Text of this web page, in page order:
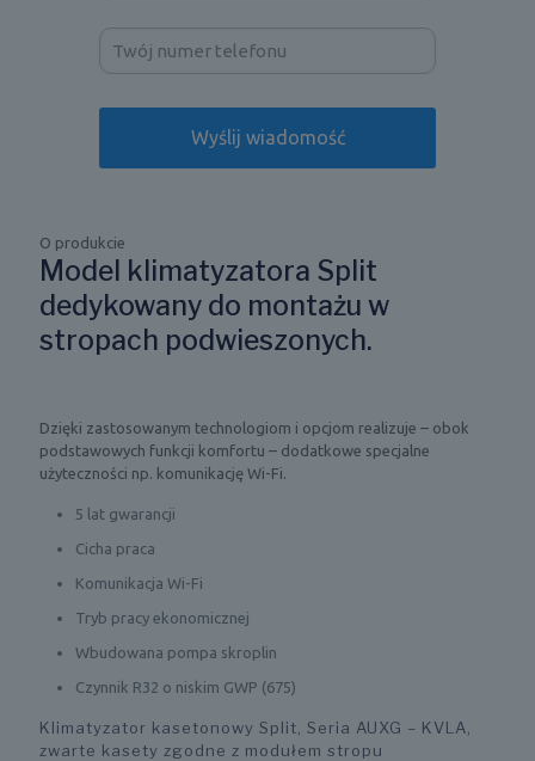
O produkcie
Model klimatyzatora Split
dedykowany do montażu w
stropach podwieszonych.
Dzięki zastosowanym technologiom i opcjom realizuje – obok
podstawowych funkcji komfortu – dodatkowe specjalne
użyteczności np. komunikację Wi-Fi.
5 lat gwarancji
Cicha praca
Komunikacja Wi-Fi
Tryb pracy ekonomicznej
Wbudowana pompa skroplin
Czynnik R32 o niskim GWP (675)
Klimatyzator kasetonowy Split, Seria AUXG – KVLA,
zwarte kasety zgodne z modułem stropu